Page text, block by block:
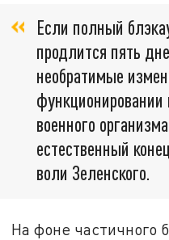
Если полный
продлится пять
необратимые
функционировании
военного
естественный
воли Зеленского.
На фоне частичного